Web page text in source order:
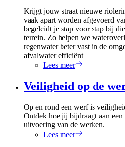
Krijgt jouw straat nieuwe
vaak apart worden afgevoerd
begeleidt je stap voor stap bij
terrein. Zo helpen we
regenwater beter vast in de
afvalwater efficiënt
Lees meer
Veiligheid op de
Op en rond een werf is
Ontdek hoe jij bijdraagt aan
uitvoering van de werken.
Lees meer